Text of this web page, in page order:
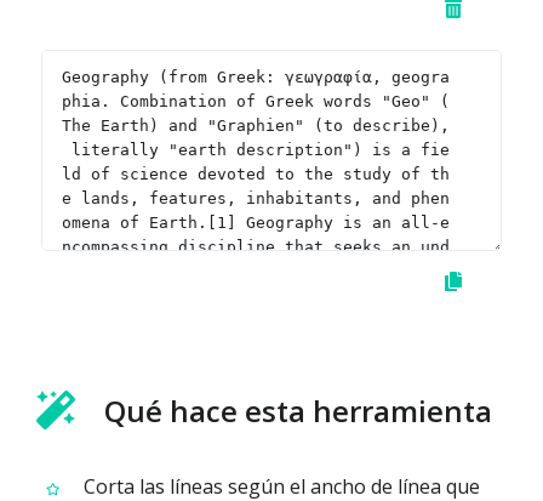
Qué hace esta herramienta
Corta las líneas según el ancho de línea que